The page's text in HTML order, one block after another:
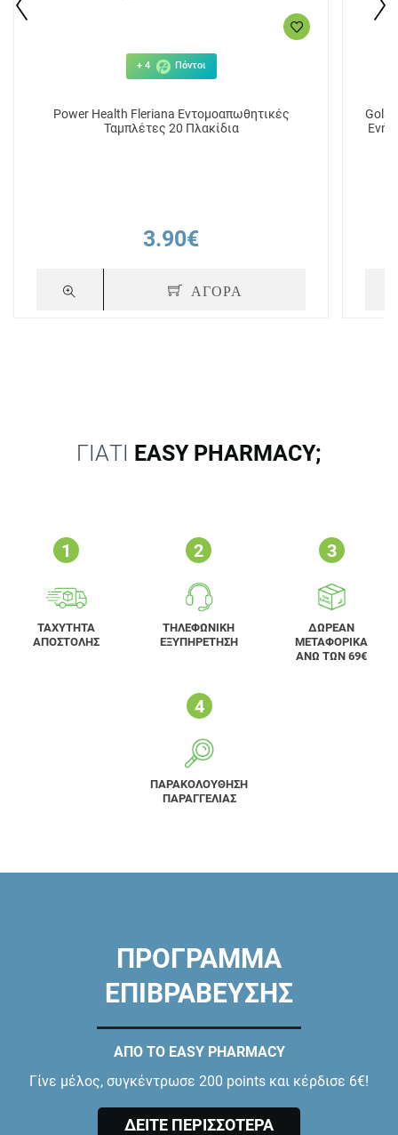
+ 4 Πόντοι
Power Health Fleriana Εντομοαπωθητικές
Ταμπλέτες 20 Πλακίδια
3.90€
ΑΓΟΡΑ
ΓΙΑΤΙ EASY PHARMACY;
ΤΑΧΥΤΗΤΑ
ΑΠΟΣΤΟΛΗΣ
ΤΗΛΕΦΩΝΙΚΗ
ΕΞΥΠΗΡΕΤΗΣΗ
ΔΩΡΕΑΝ
ΜΕΤΑΦΟΡΙΚΑ
ΑΝΩ ΤΩΝ 69€
ΠΑΡΑΚΟΛΟΥΘΗΣΗ
ΠΑΡΑΓΓΕΛΙΑΣ
ΠΡΟΓΡΑΜΜΑ
ΕΠΙΒΡΑΒΕΥΣΗΣ
ΑΠΟ ΤΟ EASY PHARMACY
Γίνε μέλος, συγκέντρωσε 200 points και κέρδισε 6€!
ΔΕΙΤΕ ΠΕΡΙΣΣΟΤΕΡΑ